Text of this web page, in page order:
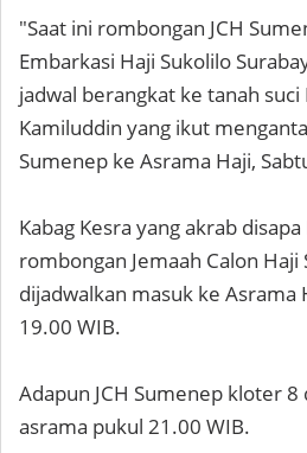
"Saat ini rombongan JCH
Embarkasi Haji Sukolilo
jadwal berangkat ke tanah
Kamiluddin yang ikut
Sumenep ke Asrama Haji,
Kabag Kesra yang akrab
rombongan Jemaah Calon
dijadwalkan masuk ke Asrama
19.00 WIB.
Adapun JCH Sumenep kloter
asrama pukul 21.00 WIB.